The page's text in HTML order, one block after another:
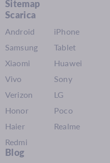
Sitemap
Scarica
Android
iPhone
Samsung
Tablet
Xiaomi
Huawei
Vivo
Sony
Verizon
LG
Honor
Poco
Haier
Realme
Redmi
Blog